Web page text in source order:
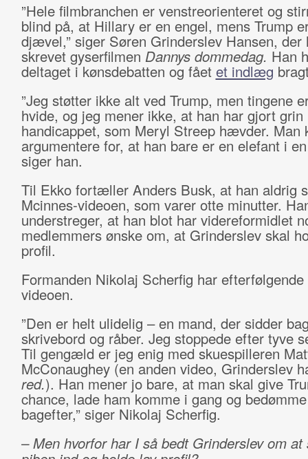
”Hele filmbranchen er venstreorienteret og
blind på, at Hillary er en engel, mens Trump
djævel,” siger Søren Grinderslev Hansen, der
skrevet gyserfilmen Dannys dommedag. Han
deltaget i kønsdebatten og fået et indlæg
”Jeg støtter ikke alt ved Trump, men tingene
hvide, og jeg mener ikke, at han har gjort grin
handicappet, som Meryl Streep hævder. Man
argumentere for, at han bare er en elefant i
siger han.
Til Ekko fortæller Anders Busk, at han aldrig
Mcinnes-videoen, som varer otte minutter.
understreger, at han blot har videreformidlet
medlemmers ønske om, at Grinderslev skal
profil.
Formanden Nikolaj Scherfig har efterfølgende
videoen.
”Den er helt ulidelig – en mand, der sidder
skrivebord og råber. Jeg stoppede efter tyve
Til gengæld er jeg enig med skuespilleren
McConaughey (en anden video, Grinderslev
red.). Han mener jo bare, at man skal give
chance, lade ham komme i gang og
bagefter,” siger Nikolaj Scherfig.
– Men hvorfor har I så bedt Grinderslev om at